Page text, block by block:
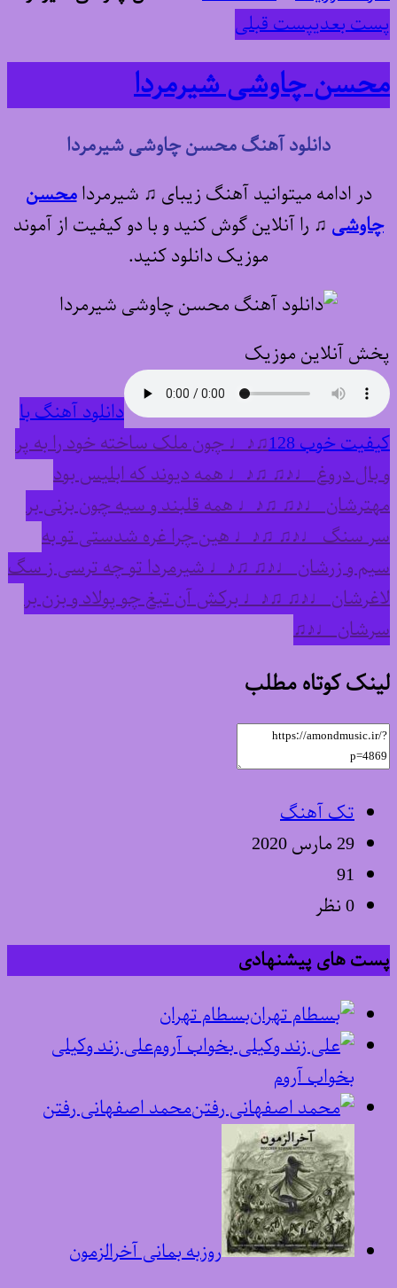
پست بعدیپست قبلی
محسن چاوشی شیرمردا
دانلود آهنگ محسن چاوشی شیرمردا
در ادامه میتوانید آهنگ زیبای ♫ شیرمردامحسن
چاوشی ♫ را آنلاین گوش کنید و با دو کیفیت از آموند
موزیک دانلود کنید.
پخش آنلاین موزیک
دانلود آهنگ با
کیفیت خوب 128
♫♪♩ چون ملک ساخته خود را به پر
و بال دروغ ♩♪♫ ♫♪♩ همه دیوند که ابلیس بود
مهترشان ♩♪♫ ♫♪♩ همه قلبند و سیه چون بزنی بر
سر سنگ ♩♪♫ ♫♪♩ هین چرا غره شدستی تو به
سیم و زرشان ♩♪♫ ♫♪♩ شیرمردا تو چه ترسی ز سگ
لاغرشان ♩♪♫ ♫♪♩ برکش آن تیغ چو پولاد و بزن بر
سرشان ♩♪♫
لینک کوتاه مطلب
تک آهنگ
29 مارس 2020
91
0 نظر
پست های پیشنهادی
بسطام تهران
علی زند وکیلی
بخواب آروم
محمد اصفهانی رفتن
روزبه بمانی آخرالزمون